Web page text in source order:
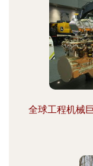
全球工程机械